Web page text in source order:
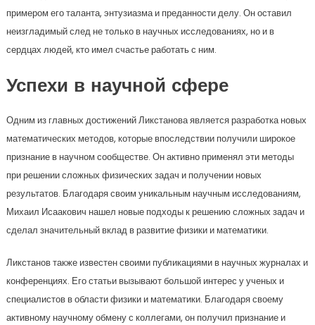
примером его таланта, энтузиазма и преданности делу. Он оставил
неизгладимый след не только в научных исследованиях, но и в
сердцах людей, кто имел счастье работать с ним.
Успехи в научной сфере
Одним из главных достижений Ликстанова является разработка новых
математических методов, которые впоследствии получили широкое
признание в научном сообществе. Он активно применял эти методы
при решении сложных физических задач и получении новых
результатов. Благодаря своим уникальным научным исследованиям,
Михаил Исаакович нашел новые подходы к решению сложных задач и
сделал значительный вклад в развитие физики и математики.
Ликстанов также известен своими публикациями в научных журналах и
конференциях. Его статьи вызывают большой интерес у ученых и
специалистов в области физики и математики. Благодаря своему
активному научному обмену с коллегами, он получил признание и